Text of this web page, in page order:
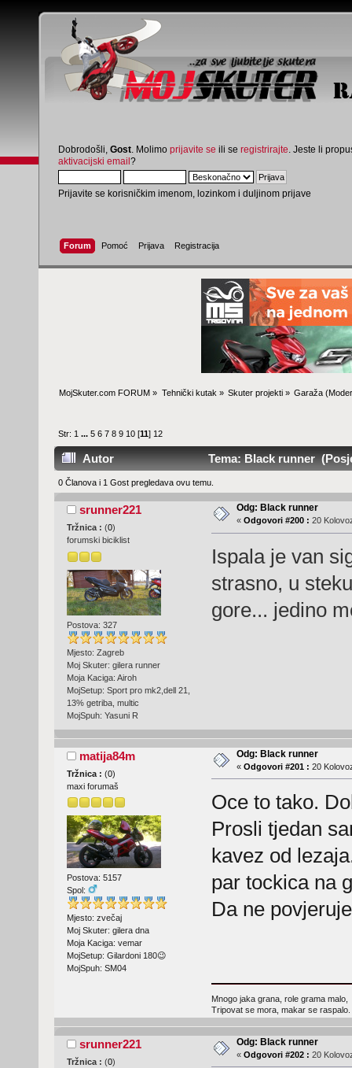
Dobrodošli, Gost . Molimo prijavite se ili se registrirajte . Jeste li
aktivacijski email?
Prijavite se korisničkim imenom, lozinkom i duljinom prijave
Forum Pomoć Prijava Registracija
MojSkuter.com FORUM » Tehnički kutak » Skuter projekti» Garaža
Str: 1 ...5 6 7 8 9 10 [11] 12
Autor Tema: Black runner
0 Članova i 1 Gost pregledava ovu temu.
srunner221
Tržnica : (0)
forumski biciklist
Postova: 327
Mjesto: Zagreb
Moj Skuter: gilera runner
Moja Kaciga: Airoh
MojSetup: Sport pro mk2,dell 21,
13% getriba, multic
MojSpuh: Yasuni R
Odg: Black runner
« Odgovori #200 : 20
Ispala je van
strasno, u
gore... jedino
matija84m
Tržnica : (0)
maxi forumaš
Postova: 5157
Spol:
Mjesto: zvečaj
Moj Skuter: gilera dna
Moja Kaciga: vemar
MojSetup: Gilardoni 180😉
MojSpuh: SM04
Odg: Black runner
« Odgovori #201 : 20
Oce to tako.
Prosli tjedan
kavez od
par tockica na
Da ne
Mnogo jaka grana, role grama malo,
Tripovat se mora, makar se raspalo.
srunner221
Tržnica : (0)
Odg: Black runner
« Odgovori #202 : 20